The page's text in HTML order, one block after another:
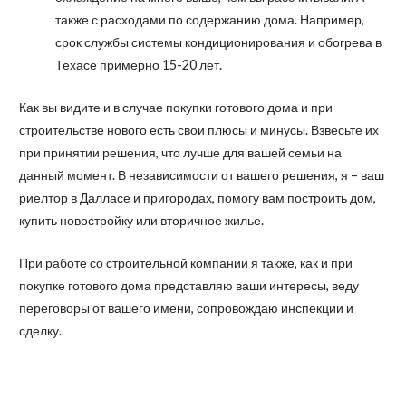
также с расходами по содержанию дома. Например,
срок службы системы кондиционирования и обогрева в
Техасе примерно 15-20 лет.
Как вы видите и в случае покупки готового дома и при
строительстве нового есть свои плюсы и минусы. Взвесьте их
при принятии решения, что лучше для вашей семьи на
данный момент. В независимости от вашего решения, я – ваш
риелтор в Далласе и пригородах, помогу вам построить дом,
купить новостройку или вторичное жилье.
При работе со строительной компании я также, как и при
покупке готового дома представляю ваши интересы, веду
переговоры от вашего имени, сопровождаю инспекции и
сделку.